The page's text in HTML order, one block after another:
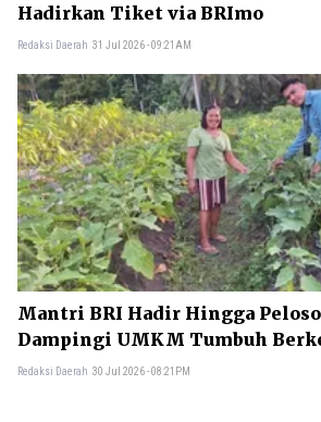
Hadirkan Tiket via BRImo
Redaksi Daerah 31 Jul 2026 - 09:21AM
Mantri BRI Hadir Hingga
Dampingi UMKM Tumbuh
Redaksi Daerah 30 Jul 2026 - 08:21PM